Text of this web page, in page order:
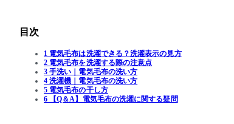
目次
1 電気毛布は洗濯できる？洗濯表示の見方
2 電気毛布を洗濯する際の注意点
3 手洗い｜電気毛布の洗い方
4 洗濯機｜電気毛布の洗い方
5 電気毛布の干し方
6 【Q＆A】電気毛布の洗濯に関する疑問